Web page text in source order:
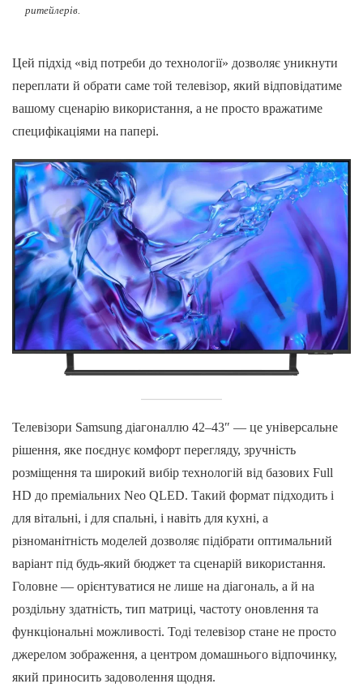
ритейлерів.
Цей підхід «від потреби до технології» дозволяє уникнути
переплати й обрати саме той телевізор, який відповідатиме
вашому сценарію використання, а не просто вражатиме
специфікаціями на папері.
Телевізори Samsung діагоналлю 42–43″ — це універсальне
рішення, яке поєднує комфорт перегляду, зручність
розміщення та широкий вибір технологій від базових Full
HD до преміальних Neo QLED. Такий формат підходить і
для вітальні, і для спальні, і навіть для кухні, а
різноманітність моделей дозволяє підібрати оптимальний
варіант під будь-який бюджет та сценарій використання.
Головне — орієнтуватися не лише на діагональ, а й на
роздільну здатність, тип матриці, частоту оновлення та
функціональні можливості. Тоді телевізор стане не просто
джерелом зображення, а центром домашнього відпочинку,
який приносить задоволення щодня.